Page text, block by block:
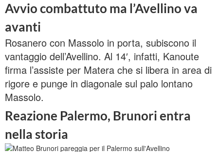
Avvio combattuto ma l’Avellino va
avanti
Rosanero con Massolo in porta, subiscono il
vantaggio dell’Avellino. Al 14′, infatti, Kanoute
firma l’assiste per Matera che si libera in area di
rigore e punge in diagonale sul palo lontano
Massolo.
Reazione Palermo, Brunori entra
nella storia